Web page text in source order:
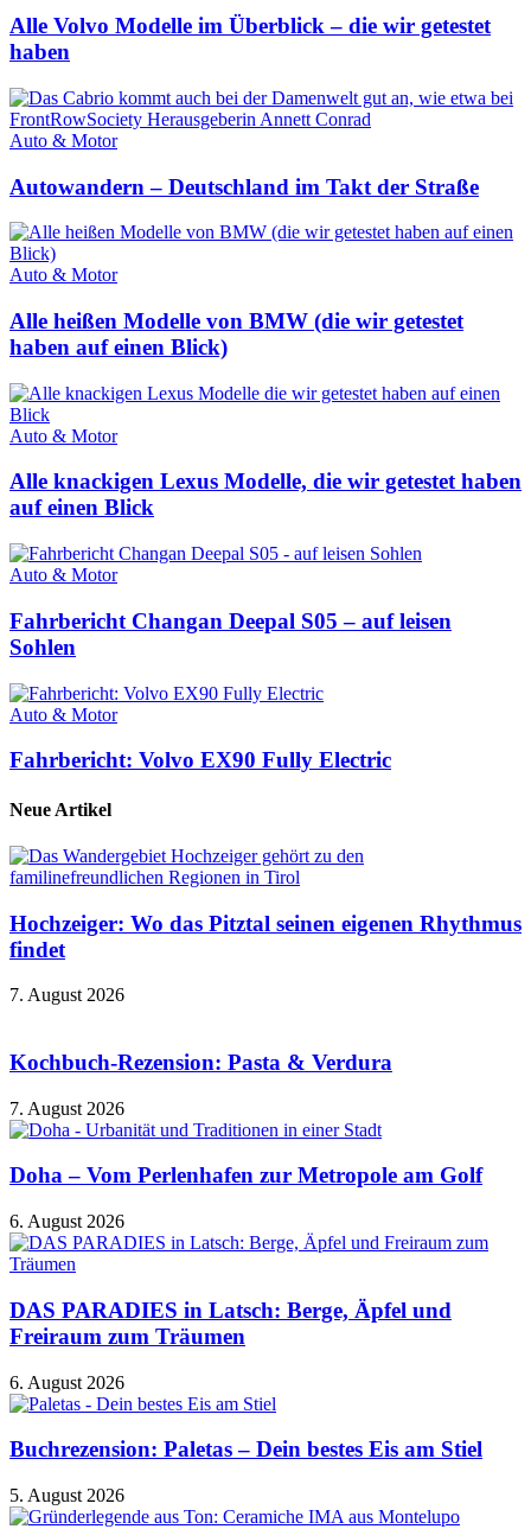
Alle Volvo Modelle im Überblick – die wir getestet
haben
Auto & Motor
Autowandern – Deutschland im Takt der Straße
Auto & Motor
Alle heißen Modelle von BMW (die wir getestet
haben auf einen Blick)
Auto & Motor
Alle knackigen Lexus Modelle, die wir getestet haben
auf einen Blick
Auto & Motor
Fahrbericht Changan Deepal S05 – auf leisen
Sohlen
Auto & Motor
Fahrbericht: Volvo EX90 Fully Electric
Neue Artikel
Hochzeiger: Wo das Pitztal seinen eigenen Rhythmus
findet
7. August 2026
Kochbuch-Rezension: Pasta & Verdura
7. August 2026
Doha – Vom Perlenhafen zur Metropole am Golf
6. August 2026
DAS PARADIES in Latsch: Berge, Äpfel und
Freiraum zum Träumen
6. August 2026
Buchrezension: Paletas – Dein bestes Eis am Stiel
5. August 2026